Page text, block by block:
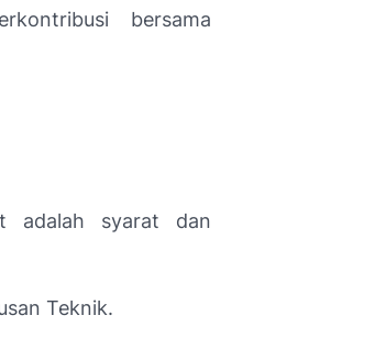
bersama
adalah syarat dan
Teknik.